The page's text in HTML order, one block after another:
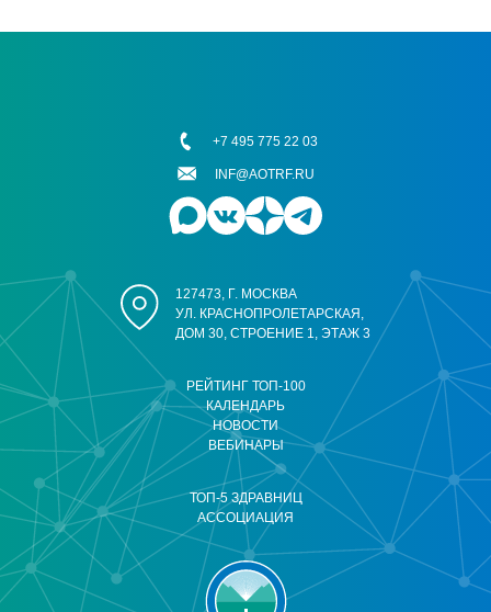
РЕЙТИНГ ТОП-100
КАЛЕНДАРЬ
НОВОСТИ
ВЕБИНАРЫ
ТОП-5 ЗДРАВНИЦ
АССОЦИАЦИЯ
127473, Г. МОСКВА
УЛ. КРАСНОПРОЛЕТАРСКАЯ,
ДОМ 30, СТРОЕНИЕ 1, ЭТАЖ 3
+7 495 775 22 03
INF@AOTRF.RU